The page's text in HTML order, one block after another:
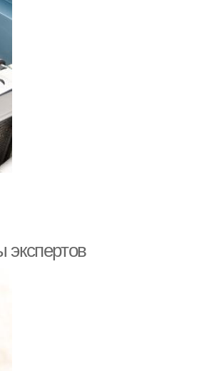
экспертов